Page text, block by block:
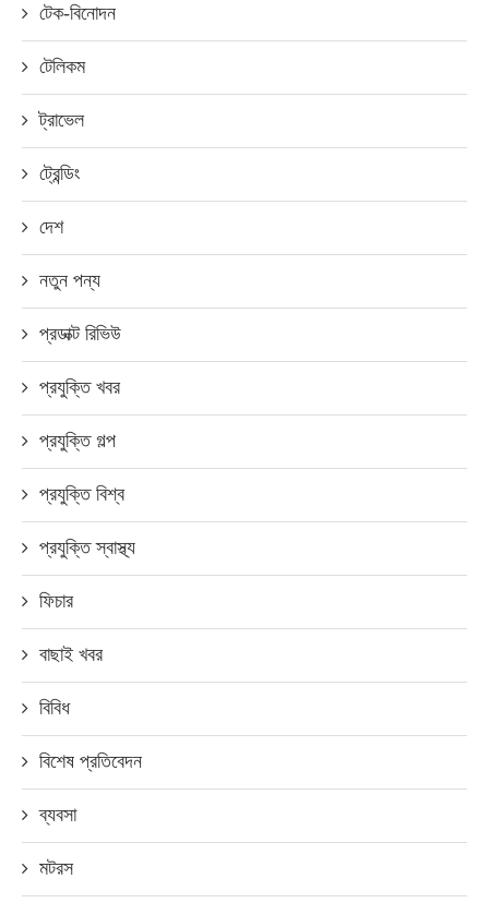
টেক-বিনোদন
টেলিকম
ট্রাভেল
ট্রেন্ডিং
দেশ
নতুন পন্য
প্রডাক্ট রিভিউ
প্রযুক্তি খবর
প্রযুক্তি গল্প
প্রযুক্তি বিশ্ব
প্রযুক্তি স্বাস্থ্য
ফিচার
বাছাই খবর
বিবিধ
বিশেষ প্রতিবেদন
ব্যবসা
মটরস